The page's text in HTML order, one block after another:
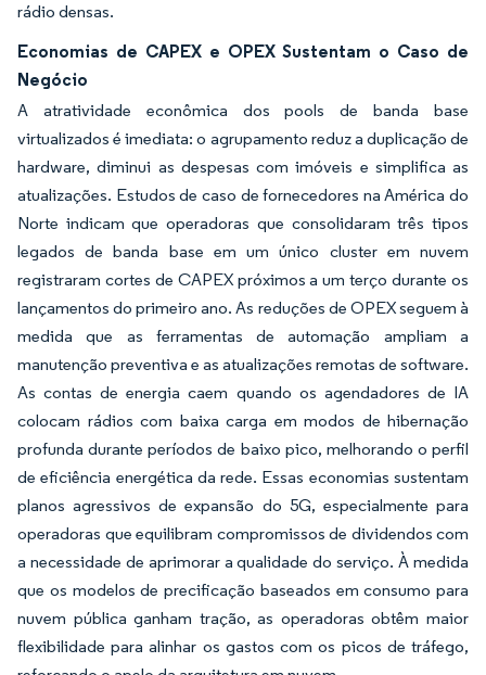
rádio densas.
Economias de CAPEX e OPEX Sustentam o Caso de
Negócio
A atratividade econômica dos pools de banda base
virtualizados é imediata: o agrupamento reduz a duplicação de
hardware, diminui as despesas com imóveis e simplifica as
atualizações. Estudos de caso de fornecedores na América do
Norte indicam que operadoras que consolidaram três tipos
legados de banda base em um único cluster em nuvem
registraram cortes de CAPEX próximos a um terço durante os
lançamentos do primeiro ano. As reduções de OPEX seguem à
medida que as ferramentas de automação ampliam a
manutenção preventiva e as atualizações remotas de software.
As contas de energia caem quando os agendadores de IA
colocam rádios com baixa carga em modos de hibernação
profunda durante períodos de baixo pico, melhorando o perfil
de eficiência energética da rede. Essas economias sustentam
planos agressivos de expansão do 5G, especialmente para
operadoras que equilibram compromissos de dividendos com
a necessidade de aprimorar a qualidade do serviço. À medida
que os modelos de precificação baseados em consumo para
nuvem pública ganham tração, as operadoras obtêm maior
flexibilidade para alinhar os gastos com os picos de tráfego,